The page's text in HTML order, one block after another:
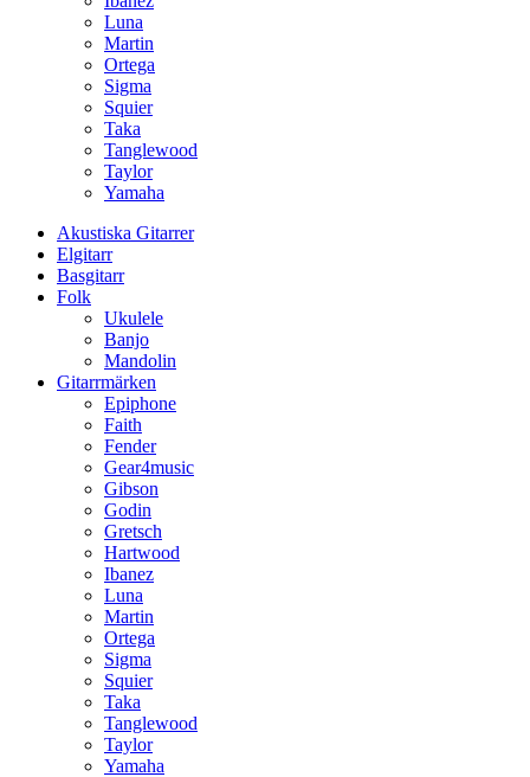
Luna
Martin
Ortega
Sigma
Squier
Taka
Tanglewood
Taylor
Yamaha
Akustiska Gitarrer
Elgitarr
Basgitarr
Folk
Ukulele
Banjo
Mandolin
Gitarrmärken
Epiphone
Faith
Fender
Gear4music
Gibson
Godin
Gretsch
Hartwood
Ibanez
Luna
Martin
Ortega
Sigma
Squier
Taka
Tanglewood
Taylor
Yamaha